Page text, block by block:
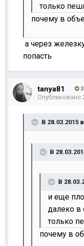
только
почему в
а через
попасть
tanya81
Опубликовано
В 28.03.2015
В
В
и еще
далеко в
только
почему в